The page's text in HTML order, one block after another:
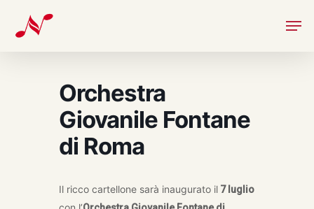
main
Orchestra
Giovanile Fontane
di Roma
Il ricco cartellone sarà inaugurato il 7 luglio